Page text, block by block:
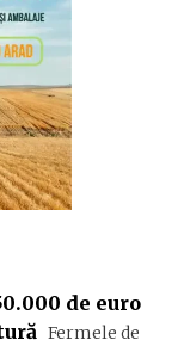
de euro
Fermele de